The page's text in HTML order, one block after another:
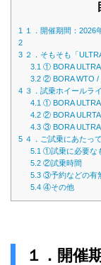
1
１．開催期間：2026
2
3 ２．そもそも「
3.1 ① BORA ULTRA
3.2 ② BORA WTO /
4 ３．試乗ホイールラ
4.1 ① BORA
4.2 ② BORA
4.3 ③ BORA
5 ４．ご試乗にあたって
5.1 ①試乗に必要な
5.2 ②試乗時間
5.3 ③予約などの有
5.4 ④その他
１．開催